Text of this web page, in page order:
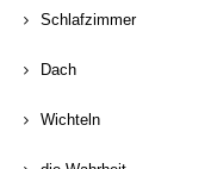
Schlafzimmer
Dach
Wichteln